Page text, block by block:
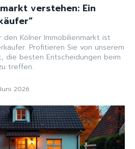
verstehen: Ein
Kölner Immobilienmarkt ist
Profitieren Sie von unserem
die besten Entscheidungen beim
treffen.
2026